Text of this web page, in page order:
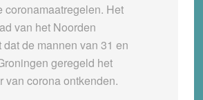
coronamaatregelen. Het
van het Noorden
dat de mannen van 31 en
geregeld het
van corona ontkenden.